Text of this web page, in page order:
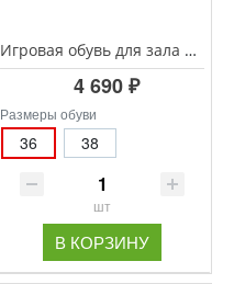
Игровая обувь для зала KELME INDOOR COPA JR. 55257-610
4 690 ₽
Размеры обуви
36 38
шт
В КОРЗИНУ